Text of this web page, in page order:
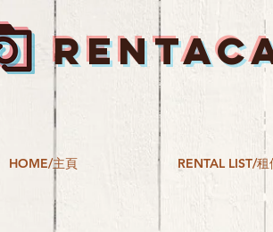
HOME/主頁 RENTAL LIST/